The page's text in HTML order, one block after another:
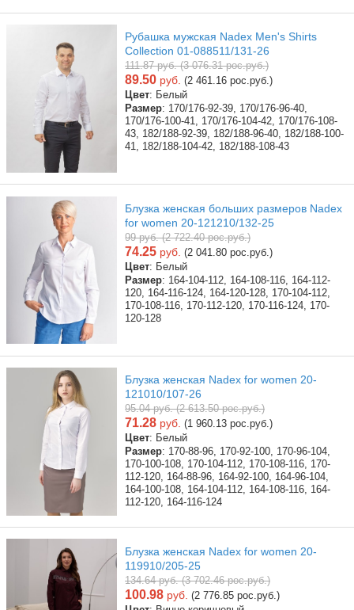
Рубашка мужская Nadex Men's Shirts
Collection 01-088511/131-26
111.87 руб. (3 076.31 рос.руб.)
89.50 руб. (2 461.16 рос.руб.)
Цвет: Белый
Размер: 170/176-92-39, 170/176-96-40,
170/176-100-41, 170/176-104-42, 170/176-108-
43, 182/188-92-39, 182/188-96-40, 182/188-100-
41, 182/188-104-42, 182/188-108-43
Блузка женская больших размеров Nadex
for women 20-121210/132-25
99 руб. (2 722.40 рос.руб.)
74.25 руб. (2 041.80 рос.руб.)
Цвет: Белый
Размер: 164-104-112, 164-108-116, 164-112-
120, 164-116-124, 164-120-128, 170-104-112,
170-108-116, 170-112-120, 170-116-124, 170-
120-128
Блузка женская Nadex for women 20-
121010/107-26
95.04 руб. (2 613.50 рос.руб.)
71.28 руб. (1 960.13 рос.руб.)
Цвет: Белый
Размер: 170-88-96, 170-92-100, 170-96-104,
170-100-108, 170-104-112, 170-108-116, 170-
112-120, 164-88-96, 164-92-100, 164-96-104,
164-100-108, 164-104-112, 164-108-116, 164-
112-120, 164-116-124
Блузка женская Nadex for women 20-
119910/205-25
134.64 руб. (3 702.46 рос.руб.)
100.98 руб. (2 776.85 рос.руб.)